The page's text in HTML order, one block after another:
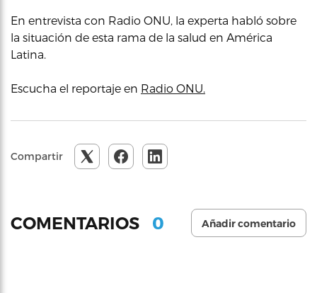
En entrevista con Radio ONU, la experta habló sobre
la situación de esta rama de la salud en América
Latina.
Escucha el reportaje en Radio ONU.
Compartir
COMENTARIOS 0 Añadir comentario